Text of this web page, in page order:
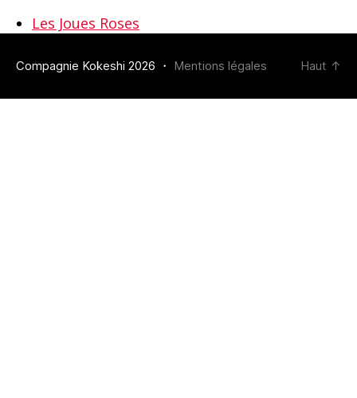
Les Joues Roses
Compagnie Kokeshi 2026 ・ Mentions légales Haut ↑